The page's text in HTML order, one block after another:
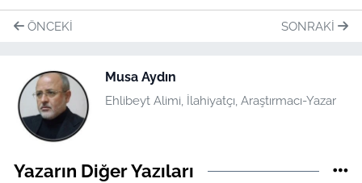
ÖNCEKI SONRAKI
Musa Aydın
Ehlibeyt Alimi, İlahiyatçı, Araştırmacı-Yazar
Yazarın Diğer Yazıları